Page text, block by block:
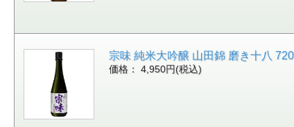
宗味 純米大吟醸 山田錦 磨き十八
価格： 4,950円(税込)